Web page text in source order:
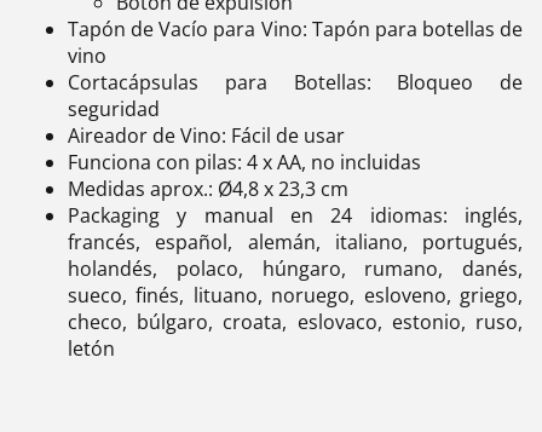
Tapón de Vacío para Vino: Tapón para botellas de
vino
Cortacápsulas para Botellas: Bloqueo de
seguridad
Aireador de Vino: Fácil de usar
Funciona con pilas: 4 x AA, no incluidas
Medidas aprox.: Ø4,8 x 23,3 cm
Packaging y manual en 24 idiomas: inglés,
francés, español, alemán, italiano, portugués,
holandés, polaco, húngaro, rumano, danés,
sueco, finés, lituano, noruego, esloveno, griego,
checo, búlgaro, croata, eslovaco, estonio, ruso,
letón